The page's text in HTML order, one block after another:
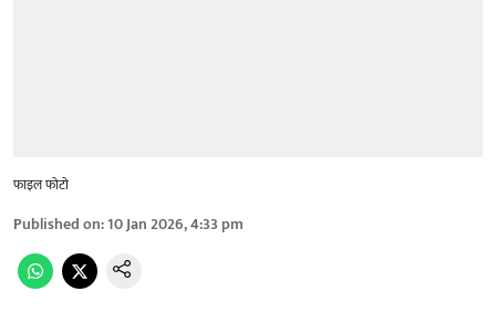
फाइल फोटो
Published on:10 Jan 2026, 4:33 pm